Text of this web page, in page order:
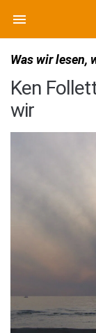
Was wir lesen,
Ken
wir